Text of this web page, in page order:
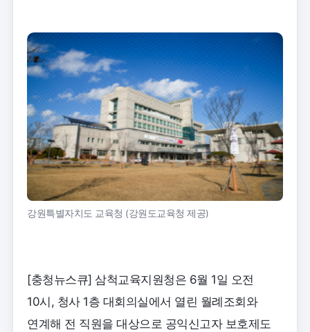
강원특별자치도 교육청 (강원도교육청 제공)
[충청뉴스큐] 삼척교육지원청은 6월 1일 오전
10시, 청사 1층 대회의실에서 열린 월례조회와
연계해 전 직원을 대상으로 공익신고자 보호제도